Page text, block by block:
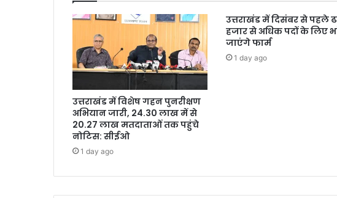
उत्तराखंड में विशेष गहन पुनरीक्षण
अभियान जारी, 24.30 लाख में से
20.27 लाख मतदाताओं तक पहुंचे
नोटिस: सीईओ
1 day ago
उत्तराखंड में दिसंबर से पहले
हजार से अधिक पदों के लिए
जाएंगे फार्म
1 day ago